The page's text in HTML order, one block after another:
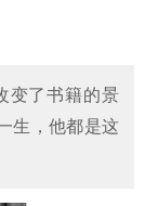
变了书籍的景
生，他都是这